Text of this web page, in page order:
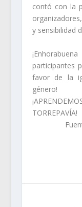
contó con la
y sensibilidad
participantes
favor de la
género!
TORREPAVÍA!